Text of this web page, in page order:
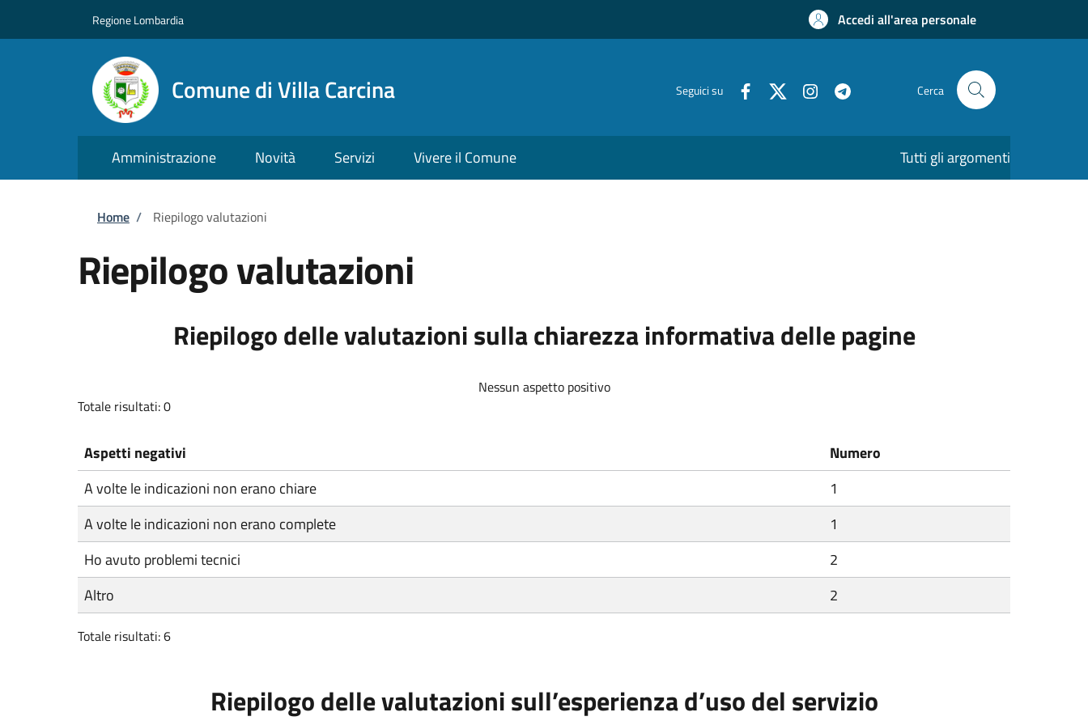
Regione Lombardia Accedi all'area personale
Comune di Villa Carcina Seguici su Cerca
Amministrazione Novità Servizi Vivere il Comune Tutti gli argomenti
Briciole di pane
Home / Riepilogo valutazioni
Riepilogo valutazioni
Riepilogo delle valutazioni sulla chiarezza informativa delle pagine
Nessun aspetto positivo
Totale risultati: 0
Aspetti negativi
Numero
A volte le indicazioni non erano chiare
1
A volte le indicazioni non erano complete
1
Ho avuto problemi tecnici
2
Altro
2
Totale risultati: 6
Riepilogo delle valutazioni sull’esperienza d’uso del servizio